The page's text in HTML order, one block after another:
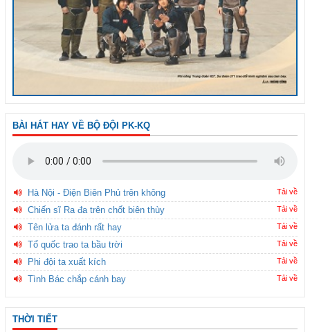
BÀI HÁT HAY VỀ BỘ ĐỘI PK-KQ
Hà Nội - Điện Biên Phủ trên không Tải về
Chiến sĩ Ra đa trên chốt biên thùy Tải về
Tên lửa ta đánh rất hay Tải về
Tổ quốc trao ta bầu trời Tải về
Phi đội ta xuất kích Tải về
Tình Bác chắp cánh bay Tải về
THỜI TIẾT